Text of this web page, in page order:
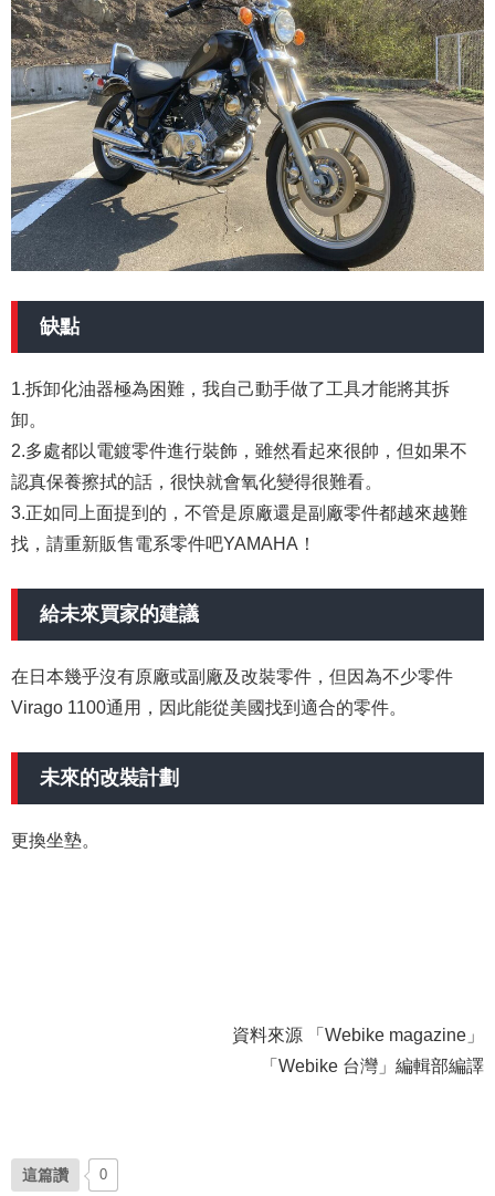
缺點
1.拆卸化油器極為困難，我自己動手做了工具才能將其拆
卸。
2.多處都以電鍍零件進行裝飾，雖然看起來很帥，但如果不
認真保養擦拭的話，很快就會氧化變得很難看。
3.正如同上面提到的，不管是原廠還是副廠零件都越來越難
找，請重新販售電系零件吧YAMAHA！
給未來買家的建議
在日本幾乎沒有原廠或副廠及改裝零件，但因為不少零件
Virago 1100通用，因此能從美國找到適合的零件。
未來的改裝計劃
更換坐墊。
資料來源 「Webike magazine」
「Webike 台灣」編輯部編譯
這篇讚 0